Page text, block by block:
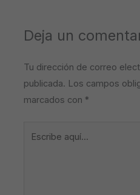
Deja un
Tu dirección de correo
publicada. Los campos
marcados con *